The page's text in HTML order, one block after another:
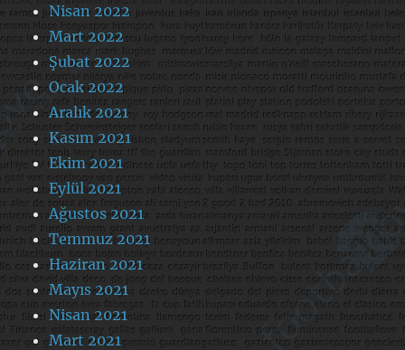
Nisan 2022
Mart 2022
Şubat 2022
Ocak 2022
Aralık 2021
Kasım 2021
Ekim 2021
Eylül 2021
Ağustos 2021
Temmuz 2021
Haziran 2021
Mayıs 2021
Nisan 2021
Mart 2021